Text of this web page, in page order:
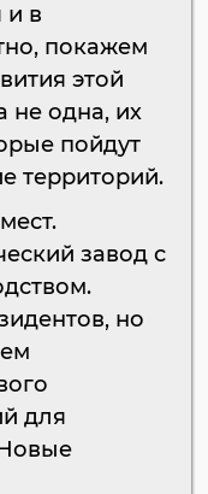
и в
покажем
этой
не одна, их
пойдут
территорий.
завод с
но
для